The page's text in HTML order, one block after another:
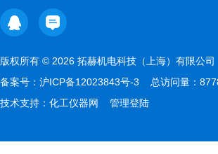
版权所有 © 2026 拓赫机电科技（上海）有限公
备案号： 沪ICP备12023843号-3 总访问量：
技术支持： 化工仪器网 管理登陆